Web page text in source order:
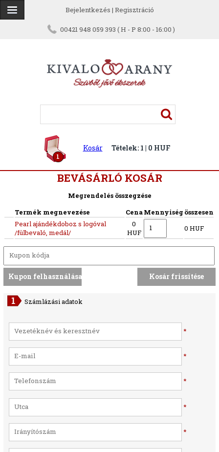
Bejelentkezés | Regisztráció
00421 948 059 393 ( H - P 8:00 - 16:00 )
1
Kosár Tételek: 1 | 0 HUF
BEVÁSÁRLÓ KOSÁR
Megrendelés összegzése
Termék megnevezése
CenaMennyiség összesen
Pearl ajándékdoboz s logóval
/fülbevaló, medál/
0
HUF
0 HUF
Számlázási adatok
*
*
*
*
*